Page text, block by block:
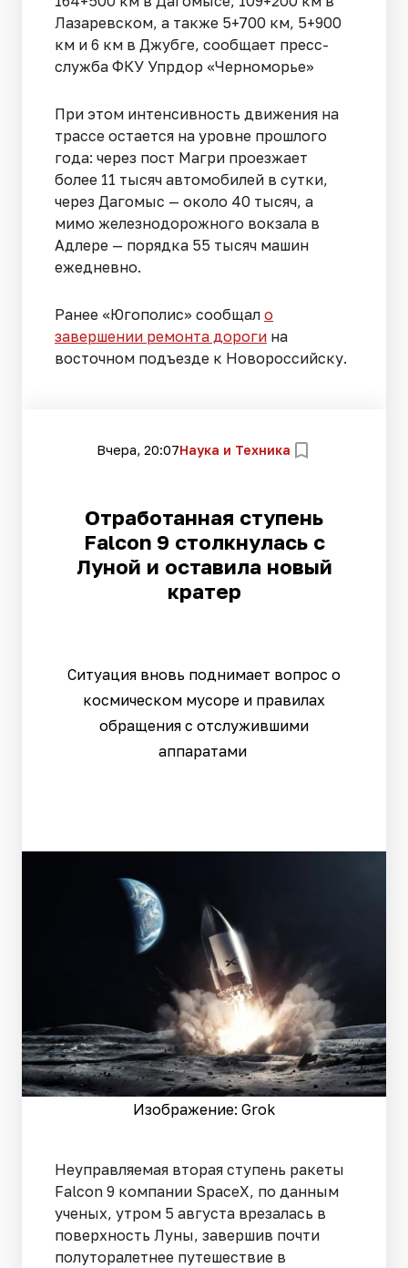
Лазаревском, а также 5+700 км, 5+900
км и 6 км в Джубге, сообщает пресс-
служба ФКУ Упрдор «Черноморье»
При этом интенсивность движения на
трассе остается на уровне прошлого
года: через пост Магри проезжает
более 11 тысяч автомобилей в сутки,
через Дагомыс — около 40 тысяч, а
мимо железнодорожного вокзала в
Адлере — порядка 55 тысяч машин
ежедневно.
Ранее «Югополис» сообщал о
завершении ремонта дороги на
восточном подъезде к Новороссийску.
Вчера, 20:07Наука и Техника
Отработанная ступень
Falcon 9 столкнулась с
Луной и оставила новый
кратер
Ситуация вновь поднимает вопрос о
космическом мусоре и правилах
обращения с отслужившими
аппаратами
Изображение: Grok
Неуправляемая вторая ступень ракеты
Falcon 9 компании SpaceX, по данным
ученых, утром 5 августа врезалась в
поверхность Луны, завершив почти
полуторалетнее путешествие в